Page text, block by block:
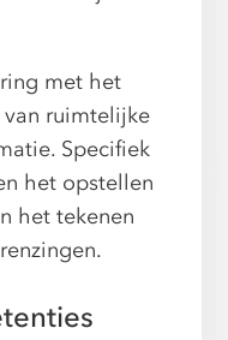
met het
ruimtelijke
Specifiek
het opstellen
het tekenen